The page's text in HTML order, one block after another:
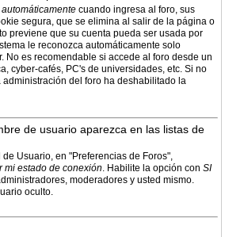
cuando ingresa al foro, sus
segura, que se elimina al salir de la página o
previene que su cuenta pueda ser usada por
le reconozca automáticamente solo
No es recomendable si accede al foro desde un
cyber-cafés, PC's de universidades, etc. Si no
del foro ha deshabilitado la
de usuario aparezca en las listas de
Usuario, en "Preferencias de Foros",
mi estado de conexión. Habilite la opción con SI
moderadores y usted mismo.
oculto.